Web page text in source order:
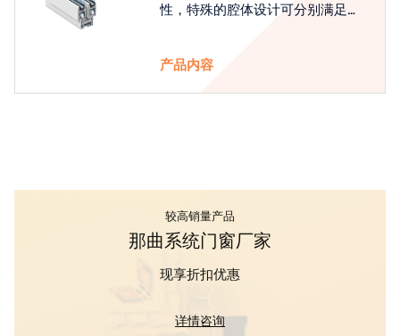
性，特殊的腔体设计可分别满足隔
产品内容
较高销量产品
那曲系统门窗厂家
现享折扣优惠
详情咨询